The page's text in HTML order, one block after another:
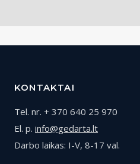
KONTAKTAI
Tel. nr. + 370 640 25 970
El. p. info@gedarta.lt
Darbo laikas: I-V, 8-17 val.